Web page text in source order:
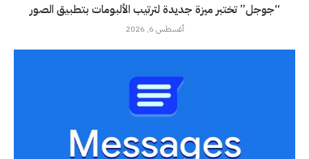
“جوجل” تختبر ميزة جديدة لترتيب الألبومات بتطبيق الصور
أغسطس 6, 2026